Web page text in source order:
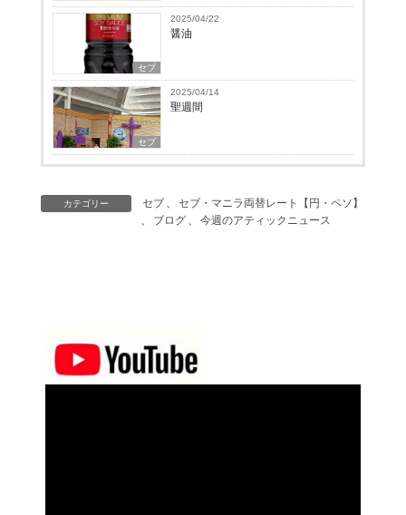
セブ
2025/04/22
醤油
セブ
2025/04/14
聖週間
カテゴリー セブ
セブ・マニラ両替レート【円・ペソ】
ブログ 今週のアティックニュース